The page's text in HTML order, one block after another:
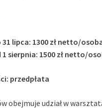
31 lipca: 1300 zł netto/
1 sierpnia: 1500 zł netto/
przedpłata
obejmuje udział w